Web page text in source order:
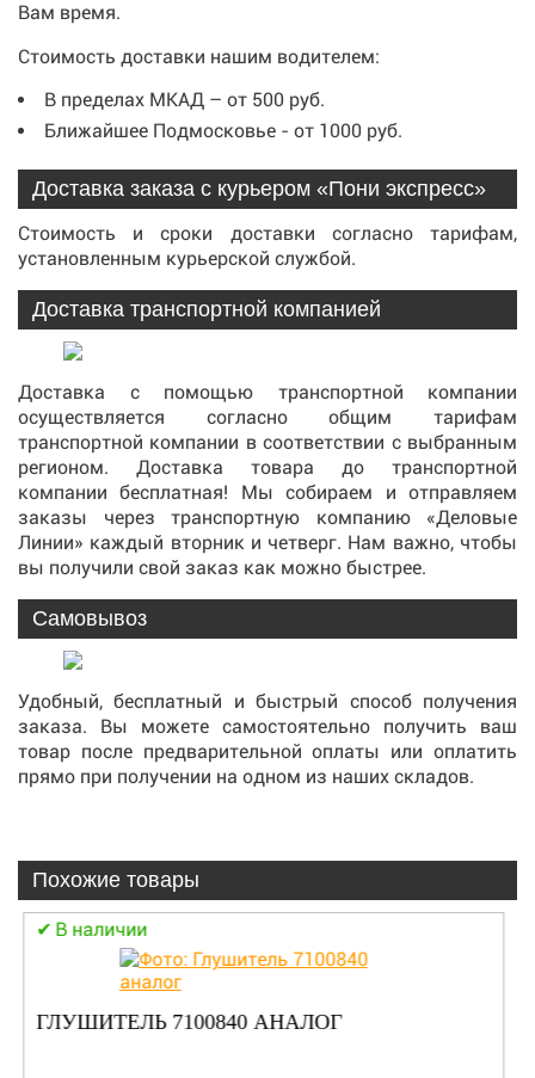
Вам время.
Стоимость доставки нашим водителем:
В пределах МКАД – от 500 руб.
Ближайшее Подмосковье - от 1000 руб.
Доставка заказа с курьером «Пони экспресс»
Стоимость и сроки доставки согласно тарифам,
установленным курьерской службой.
Доставка транспортной компанией
Доставка с помощью транспортной компании
осуществляется согласно общим тарифам
транспортной компании в соответствии с выбранным
регионом. Доставка товара до транспортной
компании бесплатная! Мы собираем и отправляем
заказы через транспортную компанию «Деловые
Линии» каждый вторник и четверг. Нам важно, чтобы
вы получили свой заказ как можно быстрее.
Самовывоз
Удобный, бесплатный и быстрый способ получения
заказа. Вы можете самостоятельно получить ваш
товар после предварительной оплаты или оплатить
прямо при получении на одном из наших складов.
Похожие товары
В наличии
ГЛУШИТЕЛЬ 7100840 АНАЛОГ